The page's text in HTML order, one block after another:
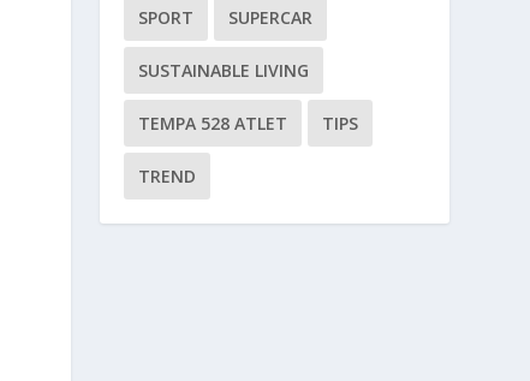
SPORT SUPERCAR
SUSTAINABLE LIVING
TEMPA 528 ATLET TIPS
TREND